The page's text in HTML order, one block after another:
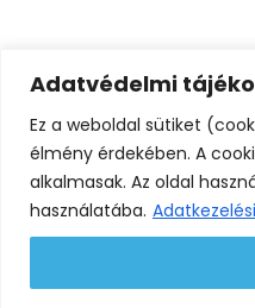
Adatvédelmi
Ez a weboldal sütiket
élmény érdekében. A
alkalmasak. Az oldal
használatába.